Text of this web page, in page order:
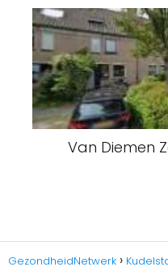
Van Diemen
GezondheidNetwerk